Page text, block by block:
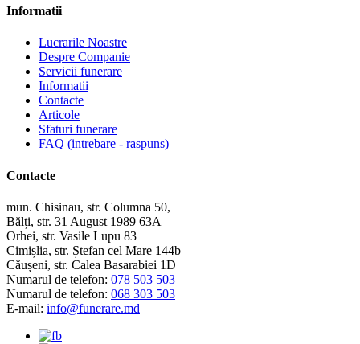
Informatii
Lucrarile Noastre
Despre Companie
Servicii funerare
Informatii
Contacte
Articole
Sfaturi funerare
FAQ (intrebare - raspuns)
Contacte
mun. Chisinau, str. Columna 50,
Bălți, str. 31 August 1989 63A
Orhei, str. Vasile Lupu 83
Cimișlia, str. Ștefan cel Mare 144b
Căușeni, str. Calea Basarabiei 1D
Numarul de telefon: 078 503 503
Numarul de telefon: 068 303 503
E-mail: info@funerare.md